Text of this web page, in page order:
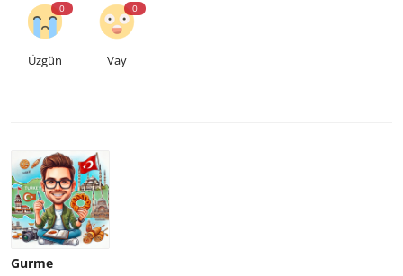
0
Üzgün
0
Vay
Gurme